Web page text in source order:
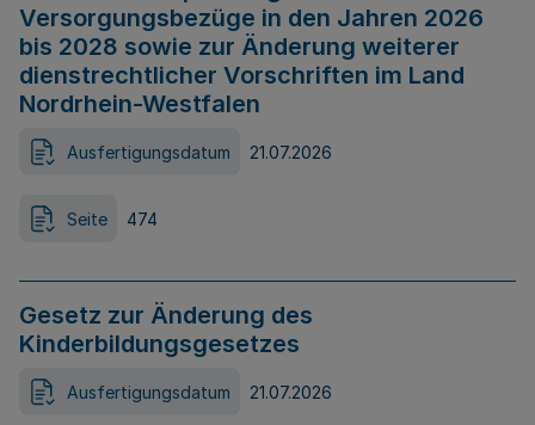
Versorgungsbezüge in den Jahren 2026
bis 2028 sowie zur Änderung weiterer
dienstrechtlicher Vorschriften im Land
Nordrhein-Westfalen
Ausfertigungsdatum 21.07.2026
Seite 474
Gesetz zur Änderung des
Kinderbildungsgesetzes
Ausfertigungsdatum 21.07.2026